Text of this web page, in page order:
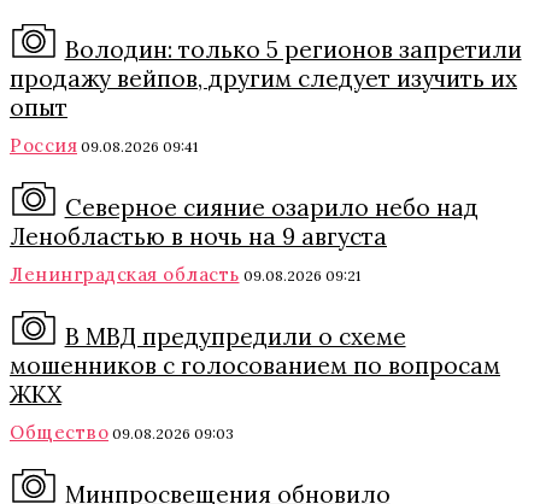
Володин: только 5 регионов запретили
продажу вейпов, другим следует изучить их
опыт
Россия 09.08.2026 09:41
Северное сияние озарило небо над
Ленобластью в ночь на 9 августа
Ленинградская область 09.08.2026 09:21
В МВД предупредили о схеме
мошенников с голосованием по вопросам
ЖКХ
Общество 09.08.2026 09:03
Минпросвещения обновило